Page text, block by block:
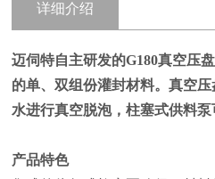
详细介绍
迈伺特自主研发的G180真空压
的单、双组份灌封材料。真空
水进行真空脱泡，柱塞式供料泵
产品特色